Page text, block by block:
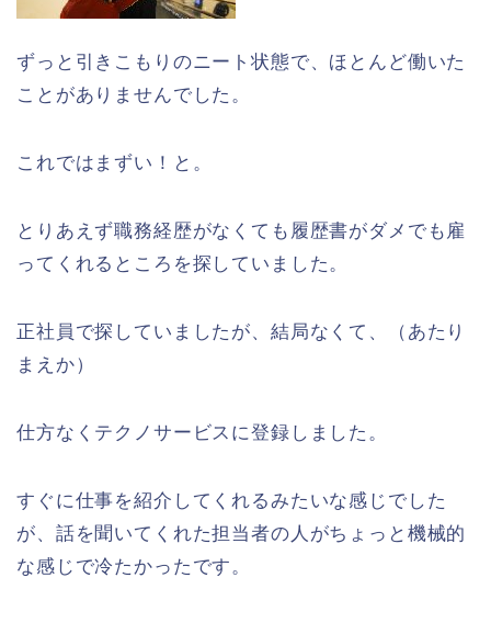
ずっと引きこもりのニート状態で、ほとんど働いた
ことがありませんでした。
これではまずい！と。
とりあえず職務経歴がなくても履歴書がダメでも雇
ってくれるところを探していました。
正社員で探していましたが、結局なくて、（あたり
まえか）
仕方なくテクノサービスに登録しました。
すぐに仕事を紹介してくれるみたいな感じでした
が、話を聞いてくれた担当者の人がちょっと機械的
な感じで冷たかったです。